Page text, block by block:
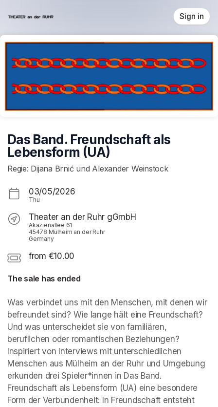
Sign in
Das Band. Freundschaft als
Lebensform (UA)
Regie: Dijana Brnić und Alexander Weinstock
03/05/2026
Thu
Theater an der Ruhr gGmbH
Akazienallee 61
45478 Mülheim an der Ruhr
Germany
from €10.00
The sale has ended
Was verbindet uns mit den Menschen, mit denen wir
befreundet sind? Wie lange hält eine Freundschaft?
Und was unterscheidet sie von familiären,
beruflichen oder romantischen Beziehungen?
Inspiriert von Interviews mit unterschiedlichen
Menschen aus Mülheim an der Ruhr und Umgebung
erkunden drei Spieler*innen in Das Band.
Freundschaft als Lebensform (UA) eine besondere
Form der Verbundenheit: In Freundschaft entsteht